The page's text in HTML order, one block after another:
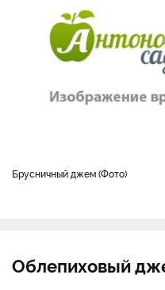
Брусничный джем Фото
Облепиховый